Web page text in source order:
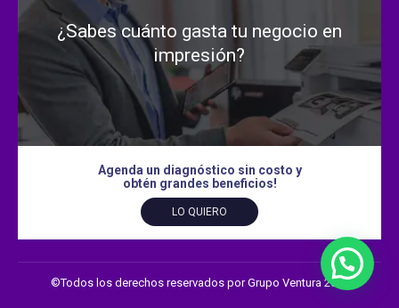
¿Sabes cuánto gasta tu negocio en
impresión?
Agenda un diagnóstico sin costo y
obtén grandes beneficios!
LO QUIERO
©Todos los derechos reservados por Grupo Ventura 2026